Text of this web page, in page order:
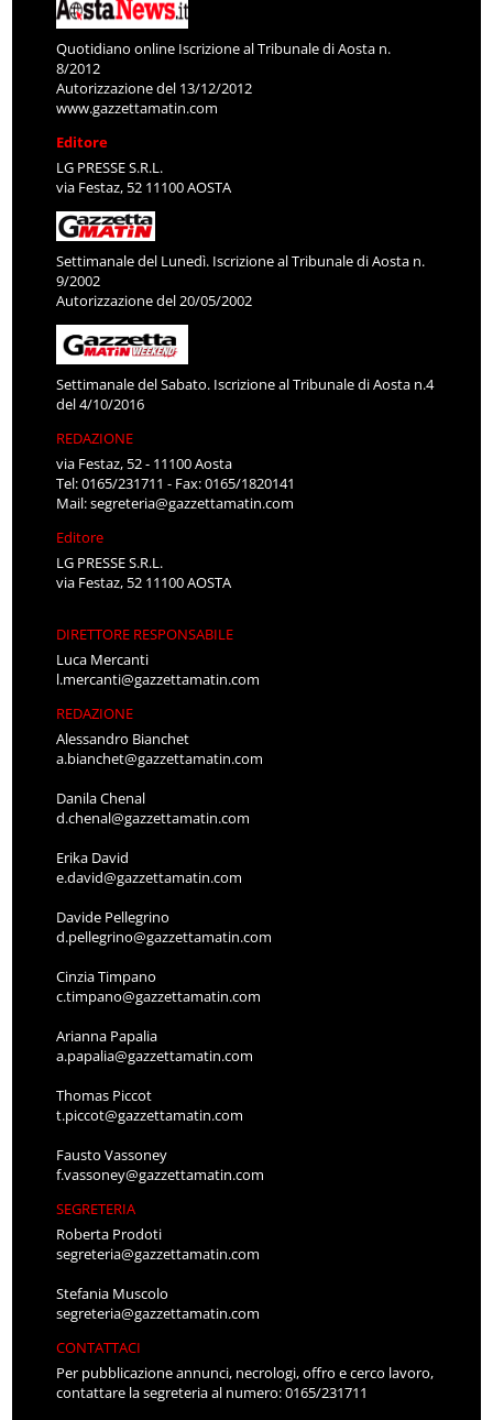
Quotidiano online Iscrizione al Tribunale di Aosta n.
8/2012
Autorizzazione del 13/12/2012
www.gazzettamatin.com
Editore
LG PRESSE S.R.L.
via Festaz, 52 11100 AOSTA
Settimanale del Lunedì. Iscrizione al Tribunale di Aosta n.
9/2002
Autorizzazione del 20/05/2002
Settimanale del Sabato. Iscrizione al Tribunale di Aosta n.4
del 4/10/2016
REDAZIONE
via Festaz, 52 - 11100 Aosta
Tel: 0165/231711 - Fax: 0165/1820141
Mail:segreteria@gazzettamatin.com
Editore
LG PRESSE S.R.L.
via Festaz, 52 11100 AOSTA
DIRETTORE RESPONSABILE
Luca Mercanti
l.mercanti@gazzettamatin.com
REDAZIONE
Alessandro Bianchet
a.bianchet@gazzettamatin.com
Danila Chenal
d.chenal@gazzettamatin.com
Erika David
e.david@gazzettamatin.com
Davide Pellegrino
d.pellegrino@gazzettamatin.com
Cinzia Timpano
c.timpano@gazzettamatin.com
Arianna Papalia
a.papalia@gazzettamatin.com
Thomas Piccot
t.piccot@gazzettamatin.com
Fausto Vassoney
f.vassoney@gazzettamatin.com
SEGRETERIA
Roberta Prodoti
segreteria@gazzettamatin.com
Stefania Muscolo
segreteria@gazzettamatin.com
CONTATTACI
Per pubblicazione annunci, necrologi, offro e cerco lavoro,
contattare la segreteria al numero: 0165/231711